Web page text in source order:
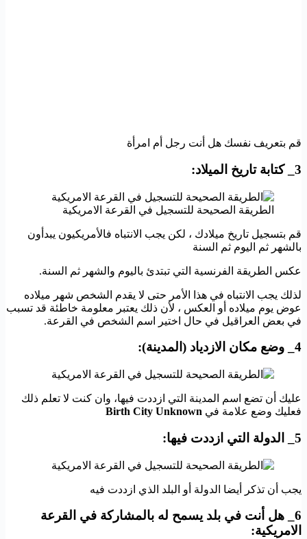
قم بتعريف نفسك هل أنت رجل أم امرأة
3_ كتابة تاريخ الميلاد:
الطريقة الصحيحة للتسجيل في القرعة الامريكية
قم بتسجيل تاريخ ميلادك ، لكن يجب الانتباه فالأمريكيون يبدأون
بالشهر ثم اليوم ثم السنة
عكس الطريقة الفرنسية التي تبتدئ باليوم والشهر ثم السنة.
لذلك يجب الانتباه في هذا الأمر حتى لا يقدم الشخص شهر ميلاده
عوض يوم ميلاده أو العكس ، لأن ذلك يعتبر معلومة خاطئة قد تسبب
في بعض العراقيل في حال اختير اسم الشخص في القرعة.
4_ وضع مكان الازدياد (المدينة):
عليك أن تضع اسم المدينة التي ازددت فيها، وان كنت لا تعلم ذلك
فعليك وضع علامة في Birth City Unknown
5_ الدولة التي ازددت فيها:
يجب أن تذكر أيضا الدولة أو البلد الذي ازددت فيه
6_ هل أنت في بلد يسمح له بالمشاركة في القرعة
الامريكية: